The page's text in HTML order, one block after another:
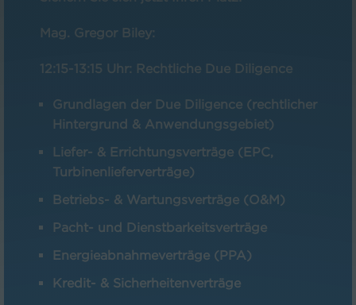
Mag. Gregor Biley:
12:15-13:15 Uhr: Rechtliche Due Diligence
Grundlagen der Due Diligence (rechtlicher
Hintergrund & Anwendungsgebiet)
Liefer- & Errichtungsverträge (EPC,
Turbinenlieferverträge)
Betriebs- & Wartungsverträge (O&M)
Pacht- und Dienstbarkeitsverträge
Energieabnahmeverträge (PPA)
Kredit- & Sicherheitenverträge